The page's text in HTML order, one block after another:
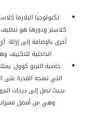
تكنولوجيا البلازما
كلاستر ودورها هو تنظيف
أخرى بالإضافة إلى
الداخلية
خاصية التربو كوول:
التي تمنحه القدرة على
بحيث تصل إلى درجات
وهي من أفضل مميزات